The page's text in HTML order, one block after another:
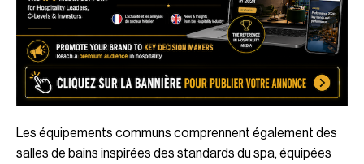
Les équipements communs comprennent également des
salles de bains inspirées des standards du spa, équipées